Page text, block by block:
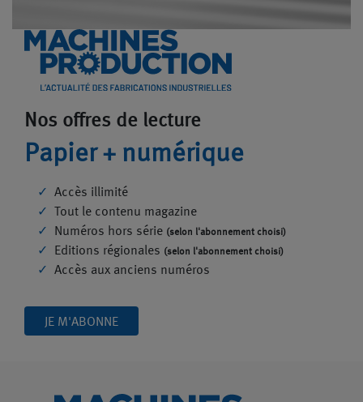
Nos offres de lecture
Papier + numérique
Accès illimité
Tout le contenu magazine
Numéros hors série (selon l'abonnement choisi)
Editions régionales (selon l'abonnement choisi)
Accès aux anciens numéros
JE M'ABONNE